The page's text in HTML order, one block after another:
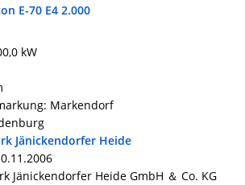
E-70 E4 2.000
kW
Markendorf
Jänickendorfer Heide
Jänickendorfer Heide GmbH ＆ Co. KG